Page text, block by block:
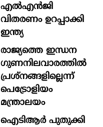
എൽഎൻജി
വിതരണം ഉറപ്പാക്കി
ഇന്ത്യ
രാജ്യത്തെ ഇന്ധന
ഗുണനിലവാരത്തില്‍
പ്രശ്‌നങ്ങളില്ലെന്ന്
പെട്രോളിയം
മന്ത്രാലയം
ഐടിആര്‍ പുതുക്കി